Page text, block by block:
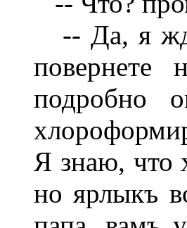
-- Да, я
повернете
подробно
Я знаю, что
но ярлыкъ